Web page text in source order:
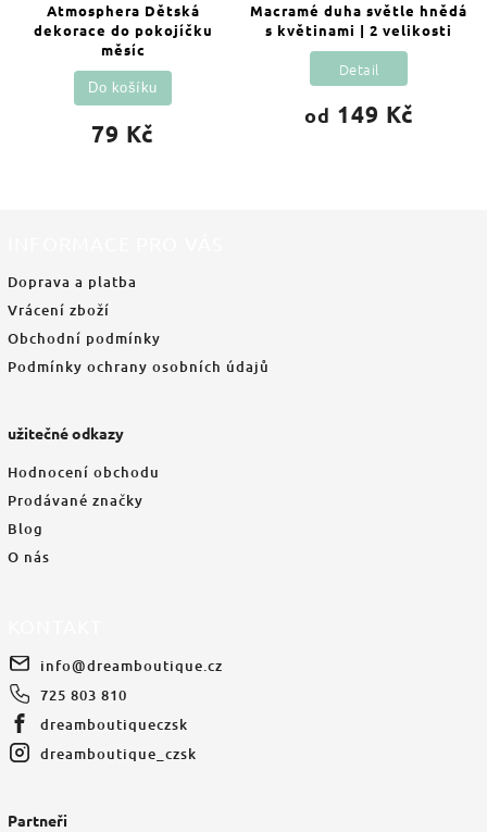
Atmosphera Dětská
dekorace do pokojíčku
měsíc
79 Kč
Do košíku
Macramé duha světle hnědá
s květinami | 2 velikosti
od 149 Kč
Detail
Doprava a platba
Vrácení zboží
Obchodní podmínky
Podmínky ochrany osobních údajů
užitečné odkazy
Hodnocení obchodu
Prodávané značky
Blog
O nás
info@dreamboutique.cz
725 803 810
dreamboutiqueczsk
dreamboutique_czsk
Partneři